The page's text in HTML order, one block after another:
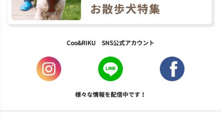
Coo&RIKU SNS公式アカウント
様々な情報を配信中です！